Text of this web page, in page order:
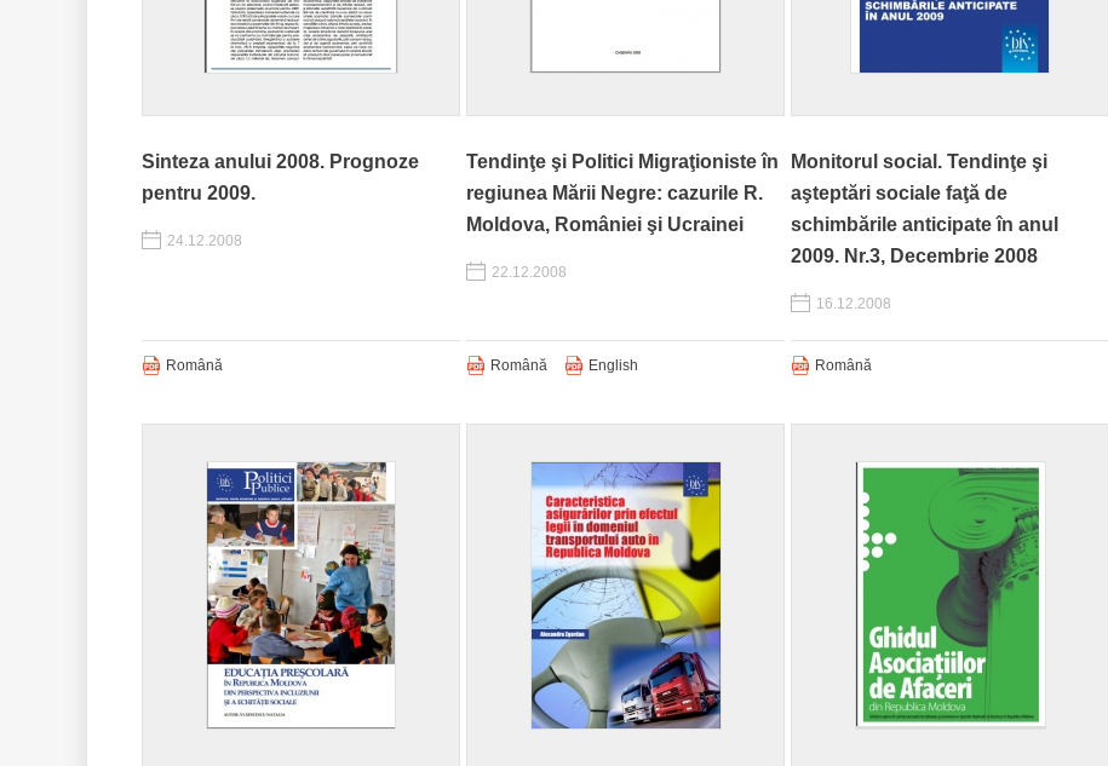
Sinteza anului 2008. Prognoze
pentru 2009.
24.12.2008
Română
Tendinţe şi Politici Migraţioniste în
regiunea Mării Negre: cazurile R.
Moldova, României şi Ucrainei
22.12.2008
Română English
Monitorul social. Tendinţe şi
aşteptări sociale faţă de
schimbările anticipate în anul
2009. Nr.3, Decembrie 2008
16.12.2008
Română